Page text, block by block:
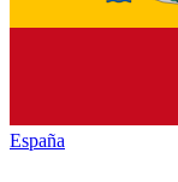
España